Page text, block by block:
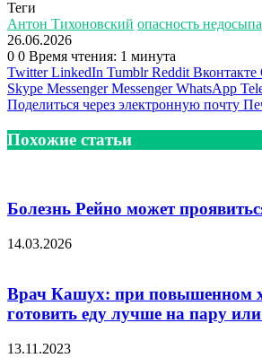
Теги
Антон Тихоновский опасность недосыпа
26.06.2026
0 0 Время чтения: 1 минута
Twitter LinkedIn Tumblr Reddit Вконтакте
Skype Messenger Messenger WhatsApp
Поделиться через электронную почту
Похожие статьи
Болезнь Рейно может
14.03.2026
Врач Кашух: при повышенном
готовить еду лучше на пару
13.11.2023